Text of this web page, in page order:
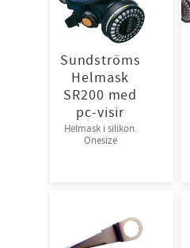
Sundströms
Helmask
SR200 med
pc-visir
Helmask i silikon.
Onesize